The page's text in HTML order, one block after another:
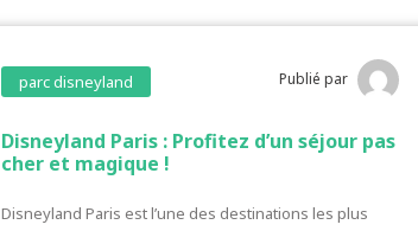
parc disneyland Publié par
Disneyland Paris : Profitez d’un séjour pas
cher et magique !
Disneyland Paris est l’une des destinations les plus